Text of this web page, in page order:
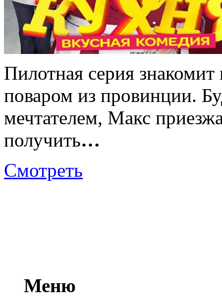
Пилотная серия
поваром из провинции.
мечтателем, Макс
получить…
Смотреть
Меню